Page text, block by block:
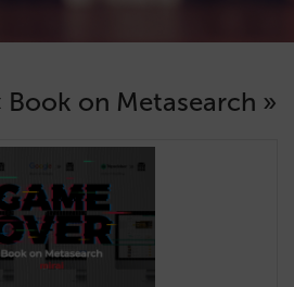
Book on Metasearch »